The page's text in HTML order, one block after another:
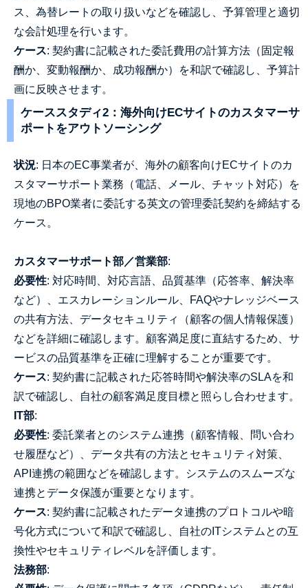
ス、為替レートの取り扱いなどを確認し、予算管理と適切
な会計処理を行います。
ケース: 契約書に記載された委託費用の計算方法（固定報
酬か、変動報酬か、成功報酬か）を和訳で確認し、予算計
画に反映させます。
ケーススタディ2：海外向けECサイトのカスタマーサ
ポートをアウトソーシング
状況: 日本のEC事業者が、海外の顧客向けECサイトのカ
スタマーサポート業務（電話、メール、チャット対応）を
現地のBPO業者に委託する英文の管理委託契約を締結する
ケース。
カスタマーサポート部／営業部:
必要性: 対応時間、対応言語、品質基準（応答率、解決率
など）、エスカレーションルール、FAQやナレッジベース
の共有方法、データセキュリティ（顧客の個人情報保護）
などを詳細に確認します。顧客満足度に直結するため、サ
ービスの品質基準を正確に理解することが重要です。
ケース: 契約書に記載された応答時間や解決率のSLAを和
訳で確認し、自社の顧客満足度目標と照らし合わせます。
IT部:
必要性: 委託業者とのシステム連携（顧客情報、問い合わ
せ履歴など）、データ共有の方法とセキュリティ対策、
API連携の範囲などを確認します。システムのスムーズな
連携とデータ保護が重要となります。
ケース: 契約書に記載されたデータ連携のプロトコルや暗
号化方式について和訳で確認し、自社のITシステムとの互
換性やセキュリティレベルを評価します。
法務部: